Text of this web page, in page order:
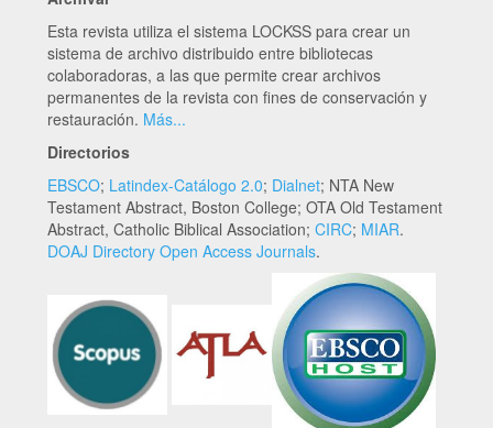
Esta revista utiliza el sistema LOCKSS para crear un
sistema de archivo distribuido entre bibliotecas
colaboradoras, a las que permite crear archivos
permanentes de la revista con fines de conservación y
restauración. Más...
Directorios
EBSCO; Latindex-Catálogo 2.0; Dialnet; NTA New
Testament Abstract, Boston College; OTA Old Testament
Abstract, Catholic Biblical Association; CIRC; MIAR.
DOAJ Directory Open Access Journals.